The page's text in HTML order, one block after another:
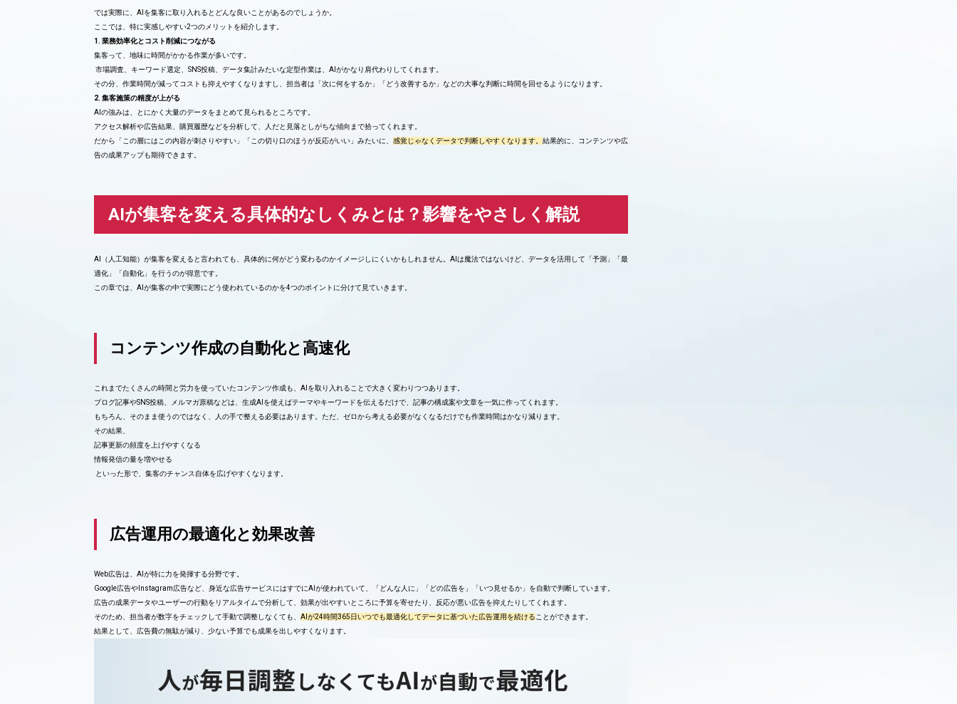
では実際に、AIを集客に取り入れるとどんな良いことがあるのでしょうか。
ここでは、特に実感しやすい2つのメリットを紹介します。
1. 業務効率化とコスト削減につながる
集客って、地味に時間がかかる作業が多いです。
市場調査、キーワード選定、SNS投稿、データ集計みたいな定型作業は、AIがかなり肩代わりしてくれます。
その分、作業時間が減ってコストも抑えやすくなりますし、担当者は「次に何をするか」「どう改善するか」などの大事な判断に時間を回せるようになります。
2. 集客施策の精度が上がる
AIの強みは、とにかく大量のデータをまとめて見られるところです。
アクセス解析や広告結果、購買履歴などを分析して、人だと見落としがちな傾向まで拾ってくれます。
だから「この層にはこの内容が刺さりやすい」「この切り口のほうが反応がいい」みたいに、 感覚じゃなくデータで判断しやすくなります。 結果的に、コンテンツや広
告の成果アップも期待できます。
AIが集客を変える具体的なしくみとは？影響をやさしく解説
AI（人工知能）が集客を変えると言われても、具体的に何がどう変わるのかイメージしにくいかもしれません。AIは魔法ではないけど、データを活用して「予測」「最
適化」「自動化」を行うのが得意です。
この章では、AIが集客の中で実際にどう使われているのかを4つのポイントに分けて見ていきます。
コンテンツ作成の自動化と高速化
これまでたくさんの時間と労力を使っていたコンテンツ作成も、AIを取り入れることで大きく変わりつつあります。
ブログ記事やSNS投稿、メルマガ原稿などは、生成AIを使えばテーマやキーワードを伝えるだけで、記事の構成案や文章を一気に作ってくれます。
もちろん、そのまま使うのではなく、人の手で整える必要はあります。ただ、ゼロから考える必要がなくなるだけでも作業時間はかなり減ります。
その結果、
記事更新の頻度を上げやすくなる
情報発信の量を増やせる
といった形で、集客のチャンス自体を広げやすくなります。
広告運用の最適化と効果改善
Web広告は、AIが特に力を発揮する分野です。
Google広告やInstagram広告など、身近な広告サービスにはすでにAIが使われていて、「どんな人に」「どの広告を」「いつ見せるか」を自動で判断しています。
広告の成果データやユーザーの行動をリアルタイムで分析して、効果が出やすいところに予算を寄せたり、反応が悪い広告を抑えたりしてくれます。
そのため、担当者が数字をチェックして手動で調整しなくても、 AIが24時間365日いつでも最適化してデータに基づいた広告運用を続けることができます。
結果として、広告費の無駄が減り、少ない予算でも成果を出しやすくなります。